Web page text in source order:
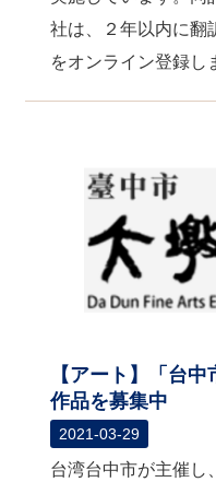
社は、２年以内に翻
をオンライン登録し
【アート】「台
作品を募集中
2021-03-29
台湾台中市が主催し